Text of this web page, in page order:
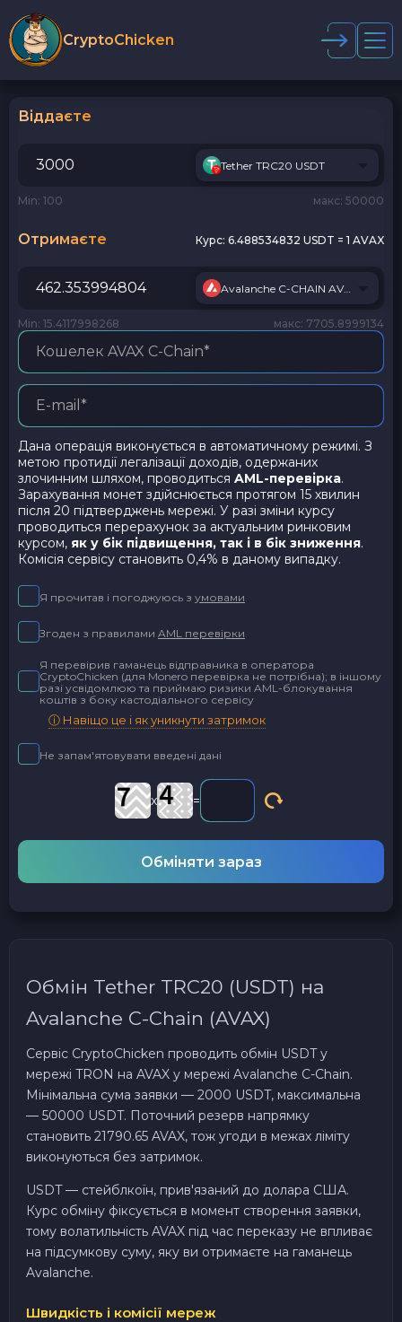
CryptoChicken
Віддаєте
Tether TRC20 USDT
Min: 100 макс: 50000
Отримаєте Курс: 6.488534832 USDT = 1 AVAX
Avalanche C-CHAIN AVAX
Min: 15.4117998268 макс: 7705.8999134
Дана операція виконується в автоматичному режимі. З
метою протидії легалізації доходів, одержаних
злочинним шляхом, проводиться AML-перевірка.
Зарахування монет здійснюється протягом 15 хвилин
після 20 підтверджень мережі. У разі зміни курсу
проводиться перерахунок за актуальним ринковим
курсом, як у бік підвищення, так і в бік зниження.
Комісія сервісу становить 0,4% в даному випадку.
Я прочитав і погоджуюсь з умовами
Згоден з правилами AML перевірки
Я перевірив гаманець відправника в оператора
CryptoChicken (для Monero перевірка не потрібна); в іншому
разі усвідомлюю та приймаю ризики AML-блокування
коштів з боку кастодіального сервісу
ⓘ Навіщо це і як уникнути затримок
Не запам'ятовувати введені дані
x =
Обміняти зараз
Обмін Tether TRC20 (USDT) на
Avalanche C-Chain (AVAX)
Сервіс CryptoChicken проводить обмін USDT у
мережі TRON на AVAX у мережі Avalanche C-Chain.
Мінімальна сума заявки — 2000 USDT, максимальна
— 50000 USDT. Поточний резерв напрямку
становить 21790.65 AVAX, тож угоди в межах ліміту
виконуються без затримок.
USDT — стейблкоїн, прив'язаний до долара США.
Курс обміну фіксується в момент створення заявки,
тому волатильність AVAX під час переказу не впливає
на підсумкову суму, яку ви отримаєте на гаманець
Avalanche.
Швидкість і комісії мереж